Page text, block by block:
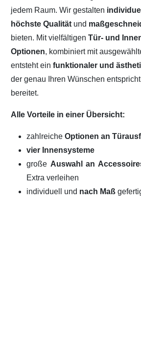
jedem Raum. Wir gestalten
höchste Qualität und
bieten. Mit vielfältigenTür- und
Optionen, kombiniert mit
entsteht einfunktionaler und
der genau Ihren Wünschen
bereitet.
Alle Vorteile in einer Übersicht:
zahlreicheOptionen an
vier Innensysteme
große Auswahl an
Extra verleihen
individuell und nach Maß